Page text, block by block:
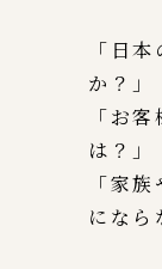
「日
か？」
「お
は？」
「家
になら